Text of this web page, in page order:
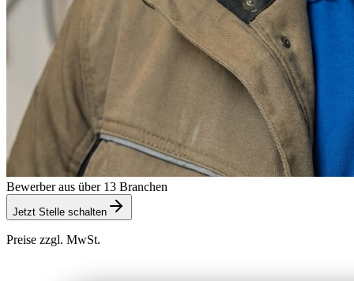
Bewerber aus über 13 Branchen
Jetzt Stelle schalten
Preise zzgl. MwSt.